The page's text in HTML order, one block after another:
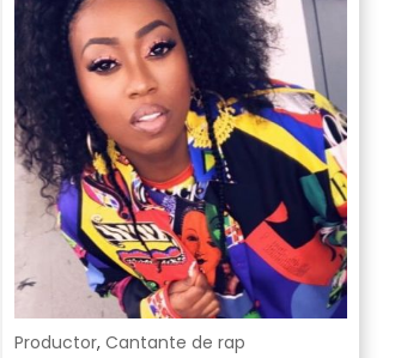
Productor, Cantante de rap